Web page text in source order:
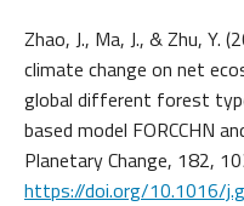
Zhao, J., Ma, J., & Zhu, Y.
climate change on net
global different forest
based model FORCCHN
Planetary Change, 182,
https://doi.org/10.1016/